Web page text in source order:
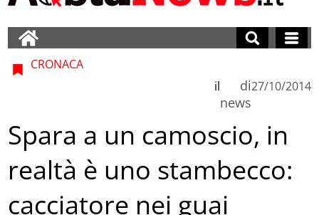
CRONACA
di
news
il 27/10/2014
Spara a un camoscio, in
realtà è uno stambecco:
cacciatore nei guai